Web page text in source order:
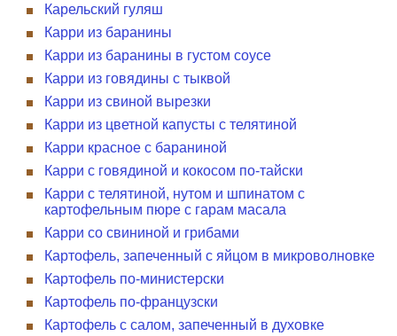
Карельский гуляш
Карри из баранины
Карри из баранины в густом соусе
Карри из говядины с тыквой
Карри из свиной вырезки
Карри из цветной капусты с телятиной
Карри красное с бараниной
Карри с говядиной и кокосом по-тайски
Карри с телятиной, нутом и шпинатом с
картофельным пюре с гарам масала
Карри со свининой и грибами
Картофель, запеченный с яйцом в микроволновке
Картофель по-министерски
Картофель по-французски
Картофель с салом, запеченный в духовке